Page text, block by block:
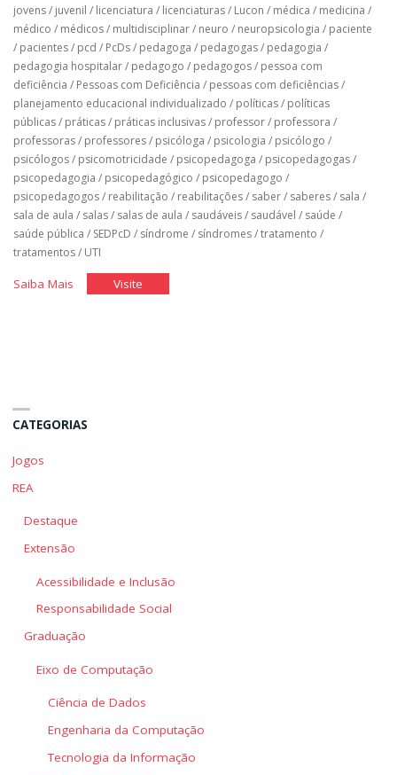
jovens/ juvenil / licenciatura / licenciaturas/ Lucon / médica / medicina /
médico / médicos/ multidisciplinar/ neuro / neuropsicologia / paciente
/ pacientes/ pcd / PcDs/ pedagoga / pedagogas/ pedagogia /
pedagogia hospitalar/ pedagogo / pedagogos/ pessoa com
deficiência / Pessoas com Deficiência / pessoas com deficiências/
planejamento educacional individualizado / políticas/ políticas
públicas/ práticas/ práticas inclusivas/ professor/ professora /
professoras/ professores/ psicóloga / psicologia / psicólogo /
psicólogos/ psicomotricidade / psicopedagoga / psicopedagogas/
psicopedagogia / psicopedagógico / psicopedagogo /
psicopedagogos/ reabilitação / reabilitações/ saber/ saberes/ sala /
sala de aula / salas/ salas de aula / saudáveis/ saudável / saúde /
saúde pública / SEDPcD / síndrome / síndromes/tratamento /
tratamentos/ UTI
Saiba Mais"Classe Visite"Classe
CATEGORIAS
Jogos
REA
Destaque
Extensão
Acessibilidade e Inclusão
Responsabilidade Social
Graduação
Eixo de Computação
Ciência de Dados
Engenharia da Computação
Tecnologia da Informação